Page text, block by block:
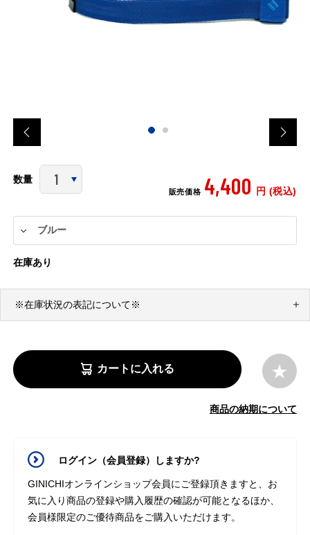
数量
販売価格 4,400 円 (税込)
在庫あり
※在庫状況の表記について※
カートに入れる
商品の納期について
ログイン（会員登録）しますか?
GINICHIオンラインショップ会員にご登録頂きますと、お
気に入り商品の登録や購入履歴の確認が可能となるほか、
会員様限定のご優待商品をご購入いただけます。